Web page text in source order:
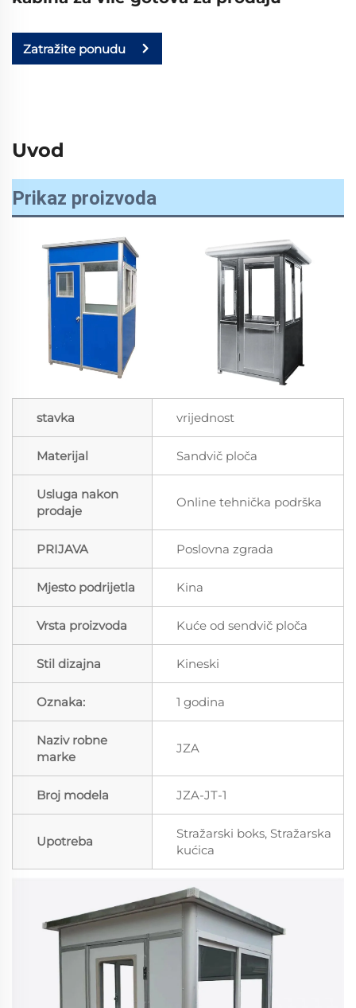
Zatražite ponudu
Uvod
Prikaz proizvoda
stavka vrijednost
Materijal Sandvič ploča
Usluga nakon
prodaje
Online tehnička podrška
PRIJAVA Poslovna zgrada
Mjesto podrijetla Kina
Vrsta proizvoda Kuće od sendvič ploča
Stil dizajna Kineski
Oznaka: 1 godina
Naziv robne
marke
JZA
Broj modela JZA-JT-1
Upotreba
Stražarski boks, Stražarska
kućica